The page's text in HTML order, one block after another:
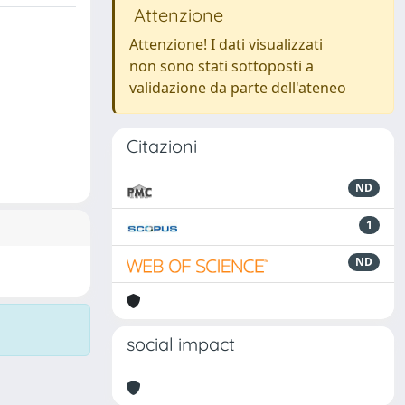
Attenzione
Attenzione! I dati visualizzati
non sono stati sottoposti a
validazione da parte dell'ateneo
Citazioni
ND
1
ND
social impact